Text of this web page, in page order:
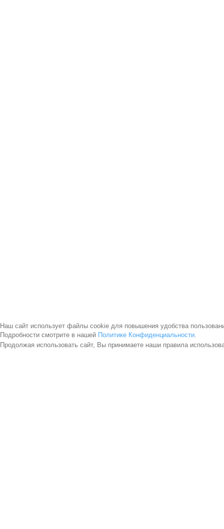
Наш сайт использует файлы cookie для повышения удобства
Подробности смотрите в нашей Политике Конфиденциальности.
Продолжая использовать сайт, Вы принимаете наши правила